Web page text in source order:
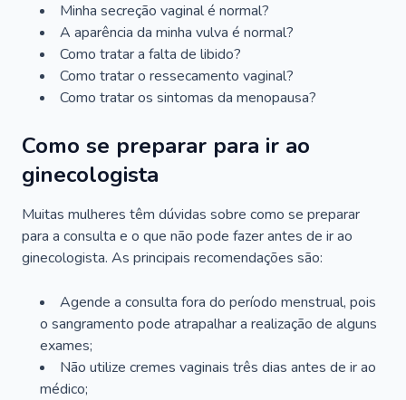
Minha secreção vaginal é normal?
A aparência da minha vulva é normal?
Como tratar a falta de libido?
Como tratar o ressecamento vaginal?
Como tratar os sintomas da menopausa?
Como se preparar para ir ao
ginecologista
Muitas mulheres têm dúvidas sobre como se preparar
para a consulta e o que não pode fazer antes de ir ao
ginecologista. As principais recomendações são:
Agende a consulta fora do período menstrual, pois
o sangramento pode atrapalhar a realização de alguns
exames;
Não utilize cremes vaginais três dias antes de ir ao
médico;